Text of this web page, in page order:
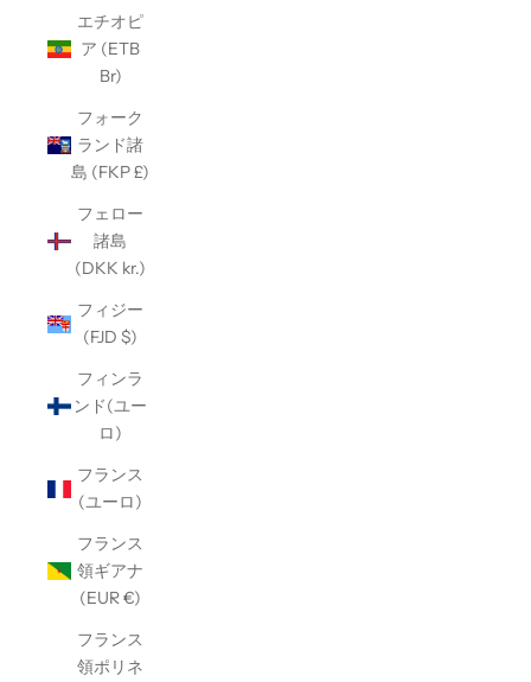
エチオピ
ア (ETB
Br)
フォーク
ランド諸
島 (FKP £)
フェロー
諸島
(DKK kr.)
フィジー
(FJD $)
フィンラ
ンド(ユー
ロ)
フランス
(ユーロ)
フランス
領ギアナ
(EUR €)
フランス
領ポリネ